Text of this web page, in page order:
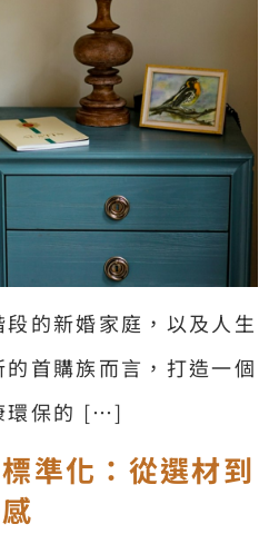
的新婚家庭，以及人生
首購族而言，打造一個
環保的 […]
準化：從選材到